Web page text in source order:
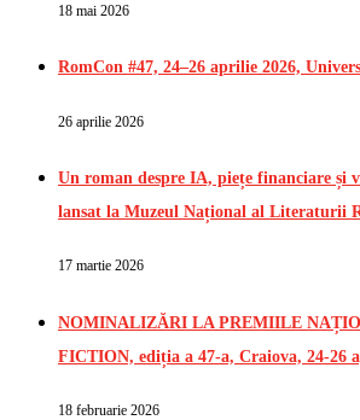
18 mai 2026
RomCon #47, 24–26 aprilie 2026,
26 aprilie 2026
Un roman despre IA, piețe financiare
lansat la Muzeul Național al Literaturii
17 martie 2026
NOMINALIZĂRI LA PREMIILE
FICTION, ediția a 47-a, Craiova, 24-26
18 februarie 2026